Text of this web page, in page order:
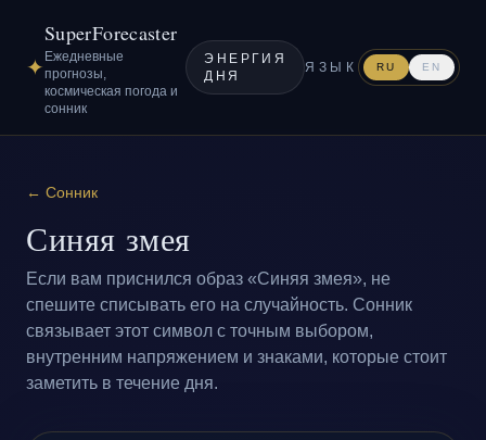
✦
SuperForecaster
Ежедневные
прогнозы,
космическая погода и
сонник
ЭНЕРГИЯ
ДНЯ
ЯЗЫК RU EN
← Сонник
Синяя змея
Если вам приснился образ «Синяя змея», не
спешите списывать его на случайность. Сонник
связывает этот символ с точным выбором,
внутренним напряжением и знаками, которые стоит
заметить в течение дня.